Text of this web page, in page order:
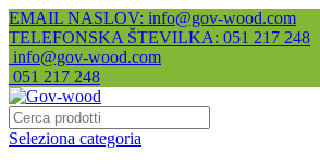
EMAIL NASLOV: info@gov-wood.com
TELEFONSKA ŠTEVILKA: 051 217 248
info@gov-wood.com
051 217 248
Seleziona categoria